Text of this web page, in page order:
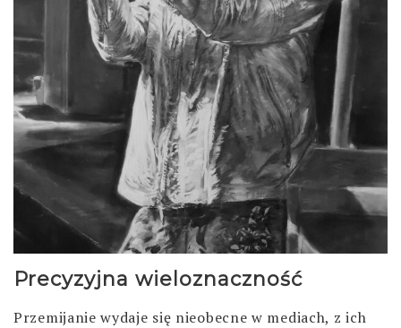
Precyzyjna wieloznaczność
Przemijanie wydaje się nieobecne w mediach, z ich